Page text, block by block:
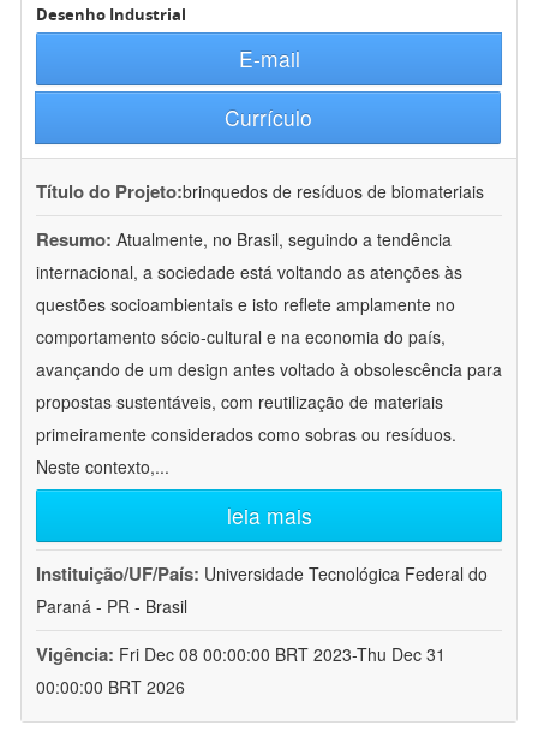
Desenho Industrial
E-mail
Currículo
Título do Projeto:brinquedos de resíduos de biomateriais
Resumo: Atualmente, no Brasil, seguindo a tendência
internacional, a sociedade está voltando as atenções às
questões socioambientais e isto reflete amplamente no
comportamento sócio-cultural e na economia do país,
avançando de um design antes voltado à obsolescência para
propostas sustentáveis, com reutilização de materiais
primeiramente considerados como sobras ou resíduos.
Neste contexto,...
leia mais
Instituição/UF/País: Universidade Tecnológica Federal do
Paraná - PR - Brasil
Vigência: Fri Dec 08 00:00:00 BRT 2023-Thu Dec 31
00:00:00 BRT 2026